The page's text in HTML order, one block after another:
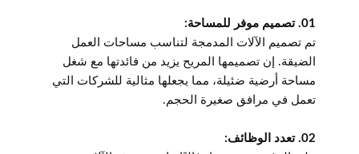
01. تصميم موفر للمساحة:
تم تصميم الآلات المدمجة لتناسب مساحات العمل
الضيقة. إن تصميمها المريح يزيد من فائدتها مع شغل
مساحة أرضية ضئيلة، مما يجعلها مثالية للشركات التي
تعمل في مرافق صغيرة الحجم.
02. تعدد الوظائف: